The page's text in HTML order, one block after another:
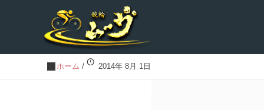
ホーム / 2014年 8月 1日